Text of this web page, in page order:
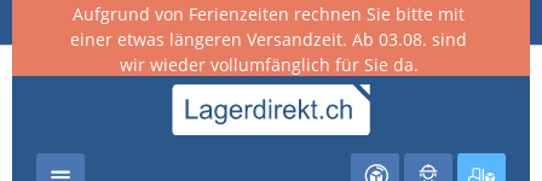
springen
Aufgrund von Ferienzeiten rechnen Sie bitte mit
einer etwas längeren Versandzeit. Ab 03.08. sind
wir wieder vollumfänglich für Sie da.